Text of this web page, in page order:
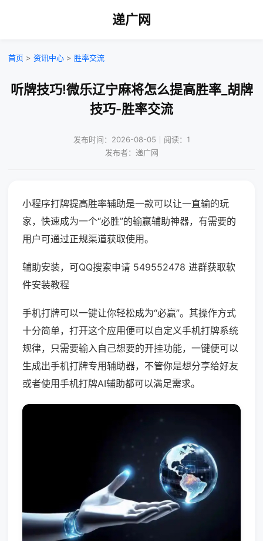
递广网
首页 > 资讯中心 > 胜率交流
听牌技巧!微乐辽宁麻将怎么提高胜率_胡牌
技巧-胜率交流
发布时间：2026-08-05｜阅读：1
发布者：递广网
小程序打牌提高胜率辅助是一款可以让一直输的玩
家，快速成为一个“必胜”的输赢辅助神器，有需要的
用户可通过正规渠道获取使用。
辅助安装，可QQ搜索申请 549552478 进群获取软
件安装教程
手机打牌可以一键让你轻松成为“必赢”。其操作方式
十分简单，打开这个应用便可以自定义手机打牌系统
规律，只需要输入自己想要的开挂功能，一键便可以
生成出手机打牌专用辅助器，不管你是想分享给好友
或者使用手机打牌AI辅助都可以满足需求。